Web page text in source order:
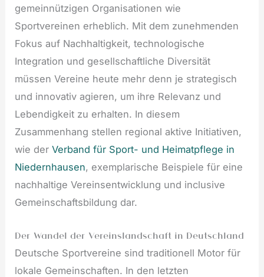
gemeinnützigen Organisationen wie
Sportvereinen erheblich. Mit dem zunehmenden
Fokus auf Nachhaltigkeit, technologische
Integration und gesellschaftliche Diversität
müssen Vereine heute mehr denn je strategisch
und innovativ agieren, um ihre Relevanz und
Lebendigkeit zu erhalten. In diesem
Zusammenhang stellen regional aktive Initiativen,
wie derVerband für Sport- und Heimatpflege in
Niedernhausen, exemplarische Beispiele für eine
nachhaltige Vereinsentwicklung und inclusive
Gemeinschaftsbildung dar.
Der Wandel der Vereinslandschaft in Deutschland
Deutsche Sportvereine sind traditionell Motor für
lokale Gemeinschaften. In den letzten